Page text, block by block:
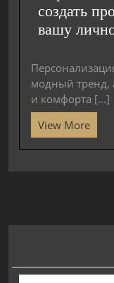
создать
вашу
модный тренд,
и комфорта [...]
View More